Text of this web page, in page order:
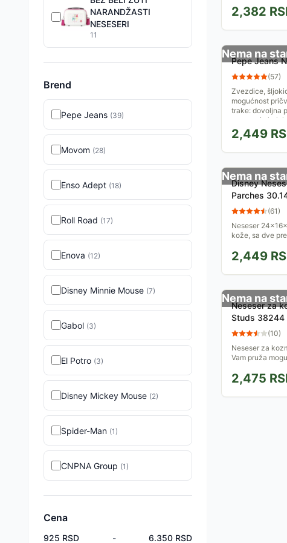
NARANDŽASTI
NESESERI
11
Brend
Pepe Jeans (39)
Movom (28)
Enso Adept (18)
Roll Road (17)
Enova (12)
Disney Minnie Mouse (7)
Gabol (3)
El Potro (3)
Disney Mickey Mouse (2)
Spider-Man (1)
CNPNA Group (1)
Cena
925 RSD - 6.350 RSD
potrebama. I
2,382
Nema na
Pepe Jeans
(57)
Zvezdice,
mogućnost
trake: dovoljna
neseser iz
2,449
Nema na
Disney
Parches
(61)
Neseser
kože, sa dve
putovanja. Lik
2,449
Nema na
Neseser za
Studs 38244
(10)
Neseser za
Vam pruža
organizovano i
2,475